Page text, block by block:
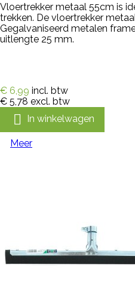
Vloertrekker metaal 55cm is
trekken. De vloertrekker
Gegalvaniseerd metalen
uitlengte 25 mm.
€ 6,99 incl. btw
€ 5,78 excl. btw
 In winkelwagen
Meer